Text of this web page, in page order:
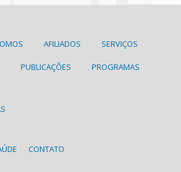
AFILIADOS SERVIÇOS
PUBLICAÇÕES PROGRAMAS
CONTATO